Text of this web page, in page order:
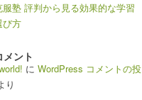
服塾 評判から見る効果的な学習
び方
ント
に WordPress コメントの投
り